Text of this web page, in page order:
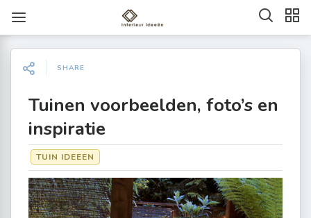
SHARE
Tuinen voorbeelden, foto’s en
inspiratie
TUIN IDEEEN